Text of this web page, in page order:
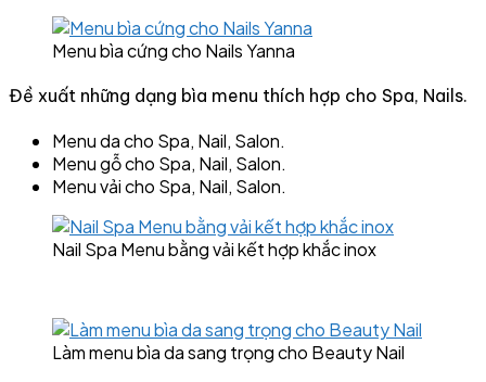
Menu bìa cứng cho Nails Yanna
Đề xuất những dạng bìa menu thích hợp cho Spa, Nails.
Menu da cho Spa, Nail, Salon.
Menu gỗ cho Spa, Nail, Salon.
Menu vải cho Spa, Nail, Salon.
Nail Spa Menu bằng vải kết hợp khắc inox
Làm menu bìa da sang trọng cho Beauty Nail